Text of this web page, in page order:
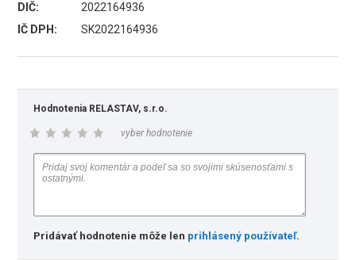
DIČ:
2022164936
IČ DPH:
SK2022164936
Hodnotenia RELASTAV, s.r.o.
vyber hodnotenie
Pridávať hodnotenie môže len prihlásený používateľ.